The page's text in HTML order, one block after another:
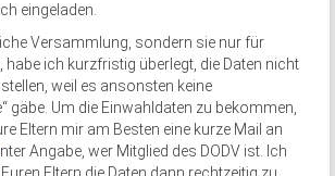
eingeladen.
Versammlung, sondern sie nur für
habe ich kurzfristig überlegt, die Daten nicht
weil es ansonsten keine
gäbe. Um die Einwahldaten zu bekommen,
Eltern mir am Besten eine kurze Mail an
Angabe, wer Mitglied des DODV ist. Ich